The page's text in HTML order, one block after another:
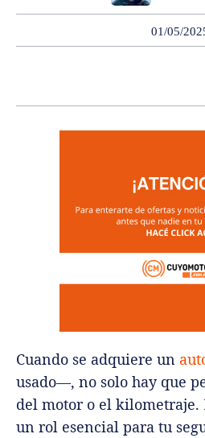
01/05/
Cuando se adquiere un
usado—, no solo hay que
del motor o el kilometraje.
un rol esencial para tu